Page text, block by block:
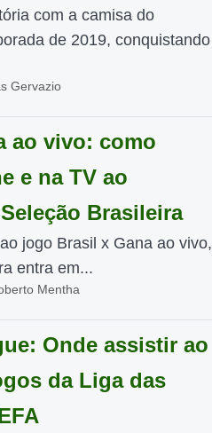
com a camisa do
de 2019, conquistando
Gervazio
ao vivo: como
e na TV ao
Brasileira
jogo Brasil x Gana ao vivo,
entra em...
Mentha
Onde assistir ao
da Liga das